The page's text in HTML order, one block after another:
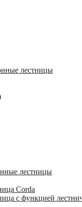
лестницы
лестницы
Corda
с функцией